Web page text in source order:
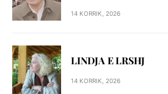
14 KORRIK, 2026
LINDJA E LRSHJ
14 KORRIK, 2026